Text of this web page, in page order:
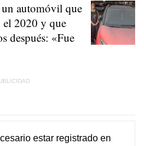
automóvil que
2020 y que
después: «Fue
estar registradoen